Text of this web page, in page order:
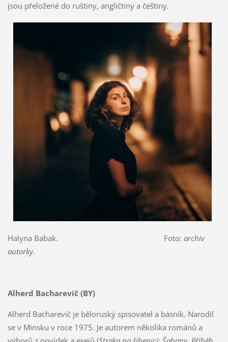
jsou přeložené do ruštiny, angličtiny a češtiny.
Halyna Babak. Foto: archiv
autorky.
Alherd Bacharevič (BY)
Alherd Bacharevič je běloruský spisovatel a básník. Narodil
se v Minsku v roce 1975. Je autorem několika románů a